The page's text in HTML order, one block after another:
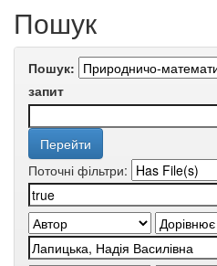
Пошук
Пошук:
запит
Поточні фільтри: